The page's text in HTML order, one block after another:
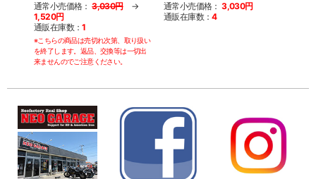
通常小売価格： 3,030円→
1,520円
通販在庫数：1
※こちらの商品は売切れ次第、取り扱い
を終了します。返品、交換等は一切出
来ませんのでご注意ください。
通常小売価格： 3,030円
通販在庫数：4